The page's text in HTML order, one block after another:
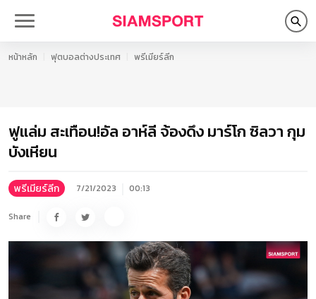
หน้าหลัก ฟุตบอลต่างประเทศ พรีเมียร์ลีก
ฟูแล่ม สะเทือน!อัล อาห์ลี จ้องดึง มาร์โก ซิลวา กุม
บังเหียน
พรีเมียร์ลีก 7/21/2023 00:13
Share